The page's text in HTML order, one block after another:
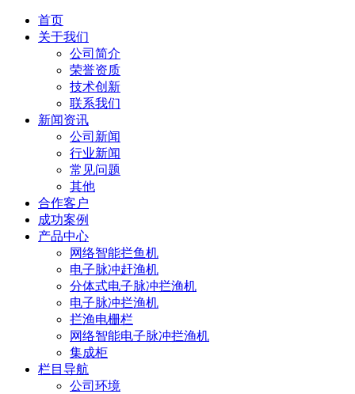
首页
关于我们
公司简介
荣誉资质
技术创新
联系我们
新闻资讯
公司新闻
行业新闻
常见问题
其他
合作客户
成功案例
产品中心
网络智能拦鱼机
电子脉冲赶渔机
分体式电子脉冲拦渔机
电子脉冲拦渔机
拦渔电栅栏
网络智能电子脉冲拦渔机
集成柜
栏目导航
公司环境